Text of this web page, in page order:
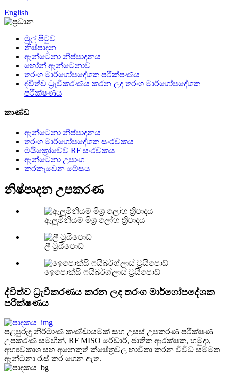
English
මුල් පිටුව
නිෂ්පාදන
ඇන්ටෙනා නිෂ්පාදනය
හෝන් ඇන්ටෙනාව
තරංග මාර්ගෝපදේශක පරීක්ෂණය
ද්විත්ව ධ්‍රැවීකරණය කරන ලද තරංග මාර්ගෝපදේශක
පරීක්ෂණය
කාණ්ඩ
ඇන්ටෙනා නිෂ්පාදනය
තරංග මාර්ගෝපදේශක සංරචකය
මයික්‍රෝවේව් RF සංරචකය
ඇන්ටෙනා උපාංග
කරකැවෙන මේසය
නිෂ්පාදන උපකරණ
ඇලුමිනියම් මිශ්‍ර ලෝහ ත්‍රිපාදය
ලී ට්‍රයිපොඩ්
ඉෙපොක්සි ෆයිබර්ග්ලාස් ට්‍රයිපොඩ්
ද්විත්ව ධ්‍රැවීකරණය කරන ලද තරංග මාර්ගෝපදේශක
පරීක්ෂණය
පළපුරුදු නිර්මාණ කණ්ඩායමක් සහ උසස් උපකරණ පරීක්ෂණ
උපකරණ සමඟින්, RF MISO රේඩාර්, ජාතික ආරක්ෂක, හමුදා,
අභ්‍යවකාශ සහ අනෙකුත් ක්ෂේත්‍රවල භාවිතා කරන විවිධ සම්මත
ඇන්ටනා රැස් කර ගෙන ඇත.